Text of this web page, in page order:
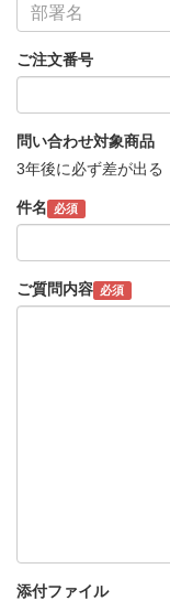
ご注文番号
問い合わせ対象商品
3年後に必ず差が出
件名 必須
ご質問内容 必須
添付ファイル